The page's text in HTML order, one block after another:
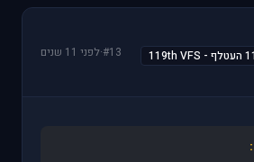
#13
·לפני 11 שנים